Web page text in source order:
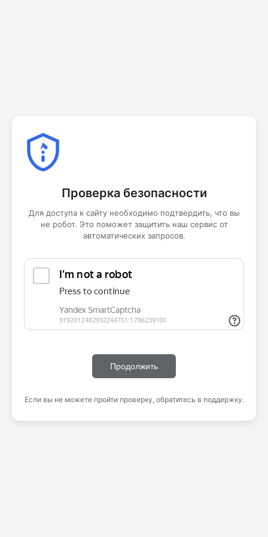
Проверка безопасности
Для доступа к сайту необходимо подтвердить, что вы
не робот. Это поможет защитить наш сервис от
автоматических запросов.
Продолжить
Если вы не можете пройти проверку, обратитесь в поддержку.